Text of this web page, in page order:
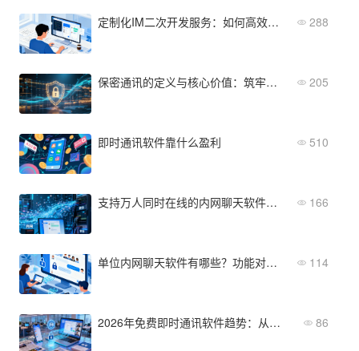
定制化IM二次开发服务：如何高效实现专属需求？ 288
保密通讯的定义与核心价值：筑牢数字时代信息防线 205
即时通讯软件靠什么盈利 510
支持万人同时在线的内网聊天软件有哪些？市场主流产品盘点 166
单位内网聊天软件有哪些？功能对比与选型建议 114
2026年免费即时通讯软件趋势：从基础聊天到企业协作升级 86